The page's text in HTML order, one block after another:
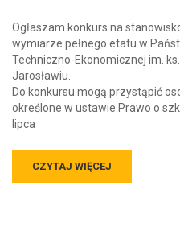
Ogłaszam konkurs na
wymiarze pełnego etatu w
Techniczno-Ekonomicznej im.
Jarosławiu.
Do konkursu mogą przystąpić
określone w ustawie Prawo o
lipca
CZYTAJ WIĘCEJ